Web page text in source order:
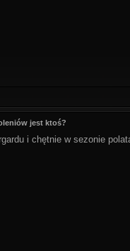
jest ktoś?
i chętnie w sezonie